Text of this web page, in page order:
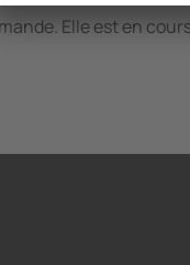
Elle est en